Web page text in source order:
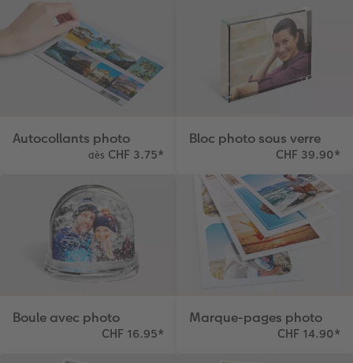
Autocollants photo
dès CHF 3.75*
Bloc photo sous verre
CHF 39.90*
Boule avec photo
CHF 16.95*
Marque-pages photo
CHF 14.90*